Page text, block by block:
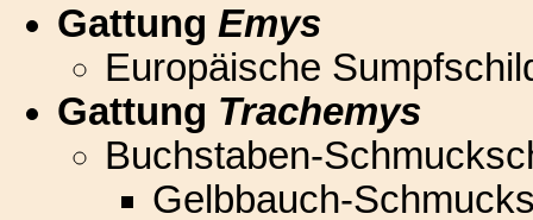
Gattung Emys
Europäische
Gattung Trachemys
Buchstaben-
Gelbbauch-